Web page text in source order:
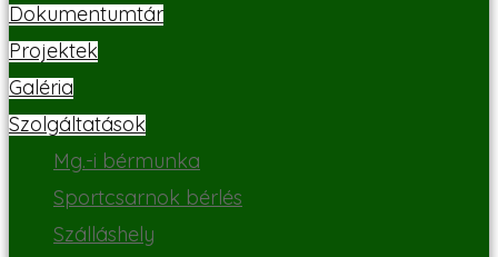
Dokumentumtár
Projektek
Galéria
Szolgáltatások
Mg.-i bérmunka
Sportcsarnok bérlés
Szálláshely